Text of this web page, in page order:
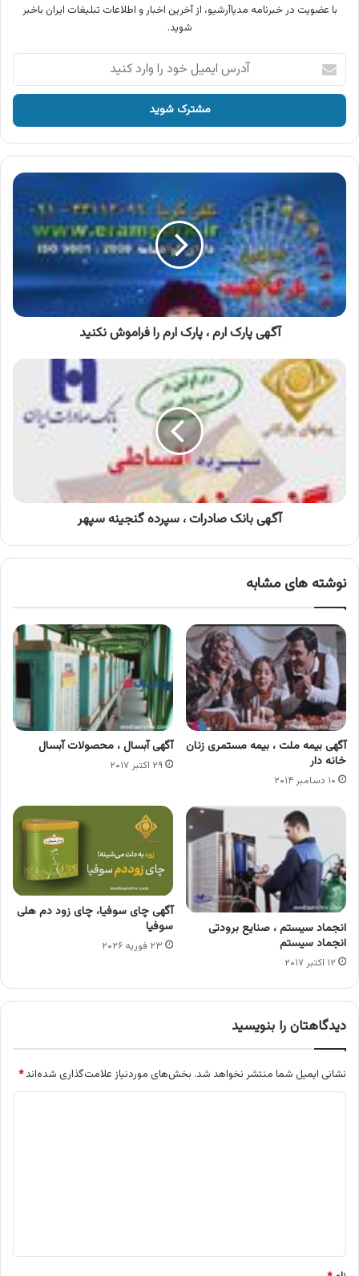
با عضویت در خبرنامه مدیاآرشیو، از آخرین اخبار و اطلاعات تبلیغات ایران باخبر
شوید.
آدرس
ایمیل
خود
وارد
کنید
آگهی
پارک
ارم
را
فراموش
نکنید
آگهی پارک ارم ، پارک ارم را فراموش نکنید
آگهی
بانک
صادرات
سپرده
آگهی بانک صادرات ، سپرده گنجینه سپهر
نوشته های مشابه
آگهی بیمه ملت ، بیمه مستمری زنان
خانه دار
۱۰ دسامبر ۲۰۱۴
آگهی آبسال ، محصولات آبسال
۲۹ اکتبر ۲۰۱۷
انجماد سیستم ، صنایع برودتی
انجماد سیستم
۱۲ اکتبر ۲۰۱۷
آگهی چای سوفیا، چای زود دم هلی
سوفیا
۲۳ فوریه ۲۰۲۶
دیدگاهتان را بنویسید
نشانی ایمیل شما منتشر نخواهد شد. بخش‌های موردنیاز علامت‌گذاری شده‌اند*